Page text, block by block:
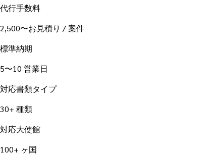
代行手数料
2,500〜お見積り / 案件
標準納期
5〜10 営業日
対応書類タイプ
30+ 種類
対応大使館
100+ ヶ国